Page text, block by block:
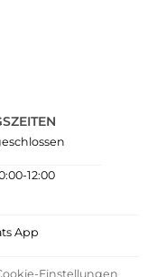
12:00
Einstellungen
App